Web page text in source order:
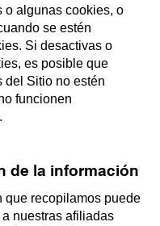
o algunas cookies, o
se estén
Si desactivas o
es posible que
del Sitio no estén
funcionen
de la información
que recopilamos puede
nuestras afiliadas